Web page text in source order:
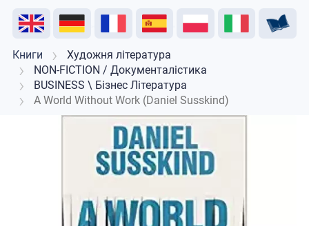
Акція Розпродаж Відгуки Підтримка викладачів
Книги
Художня література
NON-FICTION / Документалістика
BUSINESS \ Бізнес Література
A World Without Work (Daniel Susskind)